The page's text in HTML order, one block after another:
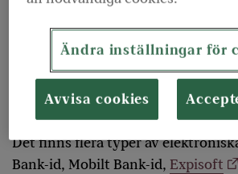
Det finns flera typer av
Bank-id, Mobilt Bank-id, Expisoft
Ändra inställningar för
Avvisa cookies